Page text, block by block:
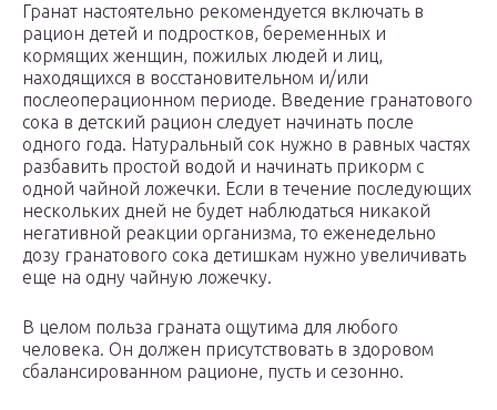
Гранат настоятельно рекомендуется включать в
рацион детей и подростков, беременных и
кормящих женщин, пожилых людей и лиц,
находящихся в восстановительном и/или
послеоперационном периоде. Введение гранатового
сока в детский рацион следует начинать после
одного года. Натуральный сок нужно в равных частях
разбавить простой водой и начинать прикорм с
одной чайной ложечки. Если в течение последующих
нескольких дней не будет наблюдаться никакой
негативной реакции организма, то еженедельно
дозу гранатового сока детишкам нужно увеличивать
еще на одну чайную ложечку.
В целом польза граната ощутима для любого
человека. Он должен присутствовать в здоровом
сбалансированном рационе, пусть и сезонно.